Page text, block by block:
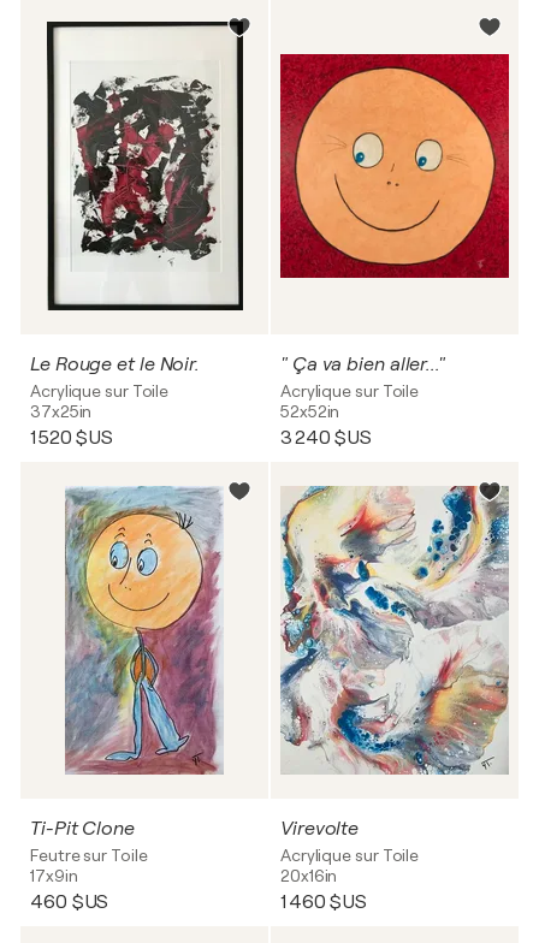
Le Rouge et le Noir.
Acrylique sur Toile
37x25in
1 520 $US
" Ça va bien aller..."
Acrylique sur Toile
52x52in
3 240 $US
Ti-Pit Clone
Feutre sur Toile
17x9in
460 $US
Virevolte
Acrylique sur Toile
20x16in
1 460 $US